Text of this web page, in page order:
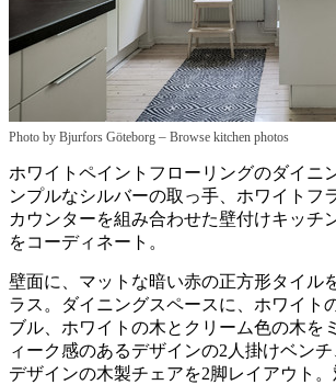
Photo by Bjurfors Göteborg – Browse kitchen photos
ホワイトペイントフローリングのダイニ
ンプルなシルバーの取っ手、ホワイトフ
カウンターを組み合わせた壁付けキッチ
をコーディネート。
壁面に、マットな暗い赤の正方形タイル
ラス。ダイニングスペースに、ホワイト
ブル、ホワイトの木とクリーム色の木を
ィーク感のあるデザインの2人掛けベン
デザインの木製チェアを2脚レイアウト